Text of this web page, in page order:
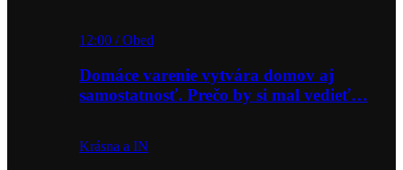
12:00 / Obed
Domáce varenie vytvára domov aj
samostatnosť. Prečo by si mal vedieť…
Krásna a IN